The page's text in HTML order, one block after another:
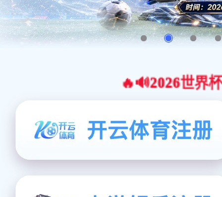
🔥🔊2026世界杯官网